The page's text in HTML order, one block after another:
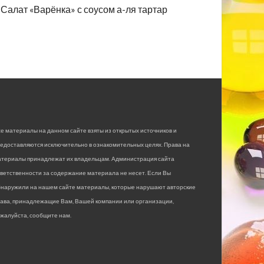
Салат «Варёнка» с соусом а-ля тартар
материалы на данном сайте взяты из открытых источников и
исключительно в ознакомительных целях. Права на
принадлежат их владельцам. Администрация сайта
за содержание материала не несет. Если Вы
на нашем сайте материалы, которые нарушают авторские
принадлежащие Вам, Вашей компании или организации,
сообщите нам.